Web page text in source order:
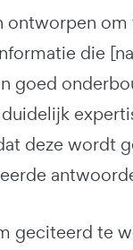
ontworpen om
die
goed
deze wordt
geciteerd te